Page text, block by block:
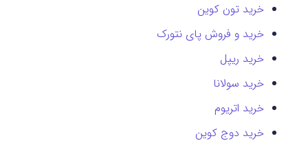
خرید تون کوین
خرید و فروش پای نتورک
خرید ریپل
خرید سولانا
خرید اتریوم
خرید دوج کوین